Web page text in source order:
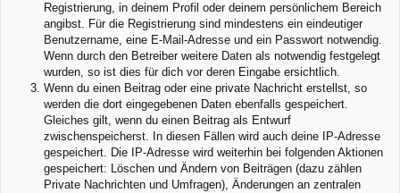
Registrierung, in deinem Profil oder deinem persönlichem Bereich
angibst. Für die Registrierung sind mindestens ein eindeutiger
Benutzername, eine E-Mail-Adresse und ein Passwort notwendig.
Wenn durch den Betreiber weitere Daten als notwendig festgelegt
wurden, so ist dies für dich vor deren Eingabe ersichtlich.
Wenn du einen Beitrag oder eine private Nachricht erstellst, so
werden die dort eingegebenen Daten ebenfalls gespeichert.
Gleiches gilt, wenn du einen Beitrag als Entwurf
zwischenspeicherst. In diesen Fällen wird auch deine IP-Adresse
gespeichert. Die IP-Adresse wird weiterhin bei folgenden Aktionen
gespeichert: Löschen und Ändern von Beiträgen (dazu zählen
Private Nachrichten und Umfragen), Änderungen an zentralen